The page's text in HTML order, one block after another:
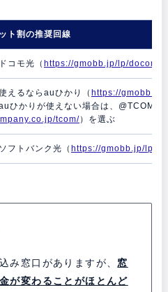
ト割の推奨回線
コモ光（ https://gmobb.jp/lp/
使えるならauひかり（ https://
auひかりが使えない場合は、@TCOMヒ
tcom/）を選ぶ
ソフトバンク光（ https://gmobb.jp/lp/
み窓口がありますが、 窓
が変わることがほとんど